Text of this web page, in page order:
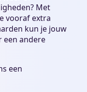
Met
vooraf extra
kun je jouw
een andere